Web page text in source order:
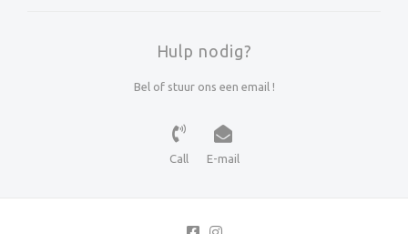
Hulp nodig?
Bel of stuur ons een email !
Call E-mail